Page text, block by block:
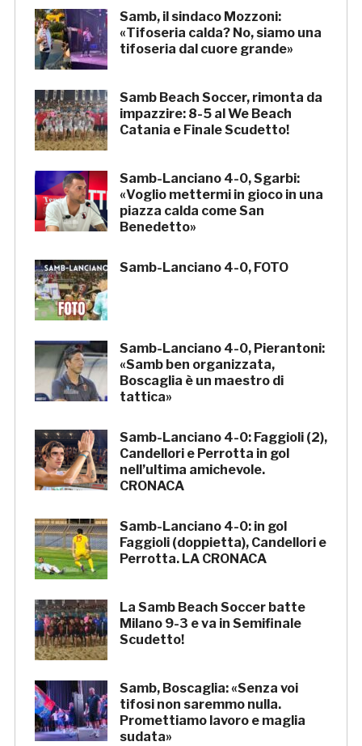
Samb, il sindaco Mozzoni:
«Tifoseria calda? No, siamo una
tifoseria dal cuore grande»
Samb Beach Soccer, rimonta da
impazzire: 8-5 al We Beach
Catania e Finale Scudetto!
Samb-Lanciano 4-0, Sgarbi:
«Voglio mettermi in gioco in una
piazza calda come San
Benedetto»
Samb-Lanciano 4-0, FOTO
Samb-Lanciano 4-0, Pierantoni:
«Samb ben organizzata,
Boscaglia è un maestro di
tattica»
Samb-Lanciano 4-0: Faggioli (2),
Candellori e Perrotta in gol
nell’ultima amichevole.
CRONACA
Samb-Lanciano 4-0: in gol
Faggioli (doppietta), Candellori e
Perrotta. LA CRONACA
La Samb Beach Soccer batte
Milano 9-3 e va in Semifinale
Scudetto!
Samb, Boscaglia: «Senza voi
tifosi non saremmo nulla.
Promettiamo lavoro e maglia
sudata»